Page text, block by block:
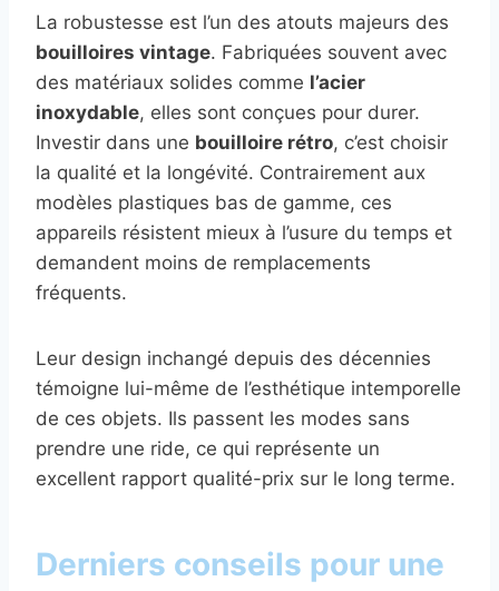
La robustesse est l’un des atouts majeurs des
bouilloires vintage. Fabriquées souvent avec
des matériaux solides comme l’acier
inoxydable, elles sont conçues pour durer.
Investir dans une bouilloire rétro, c’est choisir
la qualité et la longévité. Contrairement aux
modèles plastiques bas de gamme, ces
appareils résistent mieux à l’usure du temps et
demandent moins de remplacements
fréquents.
Leur design inchangé depuis des décennies
témoigne lui-même de l’esthétique intemporelle
de ces objets. Ils passent les modes sans
prendre une ride, ce qui représente un
excellent rapport qualité-prix sur le long terme.
Derniers conseils pour une